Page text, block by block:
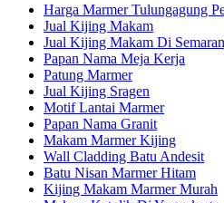
Harga Marmer Tulungagung
Jual Kijing Makam
Jual Kijing Makam Di
Papan Nama Meja Kerja
Patung Marmer
Jual Kijing Sragen
Motif Lantai Marmer
Papan Nama Granit
Makam Marmer Kijing
Wall Cladding Batu Andesit
Batu Nisan Marmer Hitam
Kijing Makam Marmer Murah